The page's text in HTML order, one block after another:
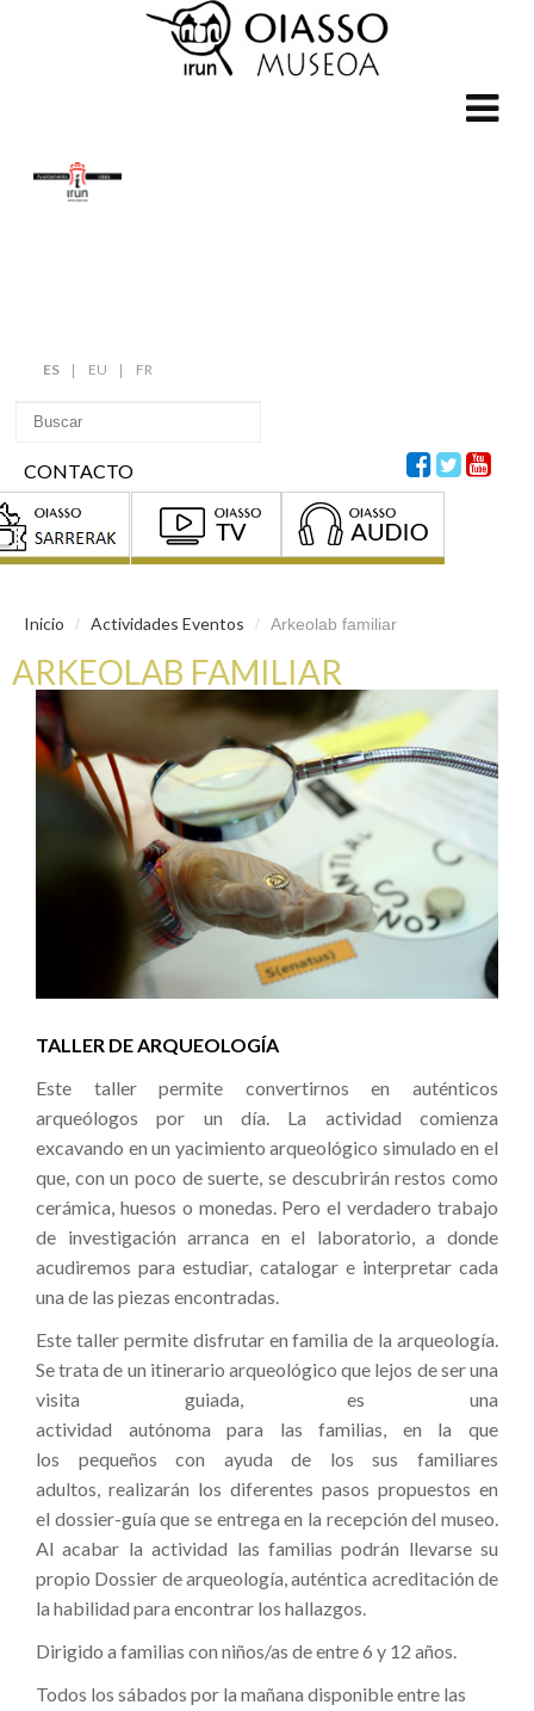
ES EU FR
CONTACTO
Inicio / Actividades Eventos / Arkeolab familiar
ARKEOLAB FAMILIAR
TALLER DE ARQUEOLOGÍA
Este taller permite convertirnos en auténticos
arqueólogos por un día. La actividad comienza
excavando en un yacimiento arqueológico simulado en el
que, con un poco de suerte, se descubrirán restos como
cerámica, huesos o monedas. Pero el verdadero trabajo
de investigación arranca en el laboratorio, a donde
acudiremos para estudiar, catalogar e interpretar cada
una de las piezas encontradas.
Este taller permite disfrutar en familia de la arqueología.
Se trata de un itinerario arqueológico que lejos de ser una
visita guiada, es una
actividad autónoma para las familias, en la que
los pequeños con ayuda de los sus familiares
adultos, realizarán los diferentes pasos propuestos en
el dossier-guía que se entrega en la recepción del museo.
Al acabar la actividad las familias podrán llevarse su
propio Dossier de arqueología, auténtica acreditación de
la habilidad para encontrar los hallazgos.
Dirigido a familias con niños/as de entre 6 y 12 años.
Todos los sábados por la mañana disponible entre las